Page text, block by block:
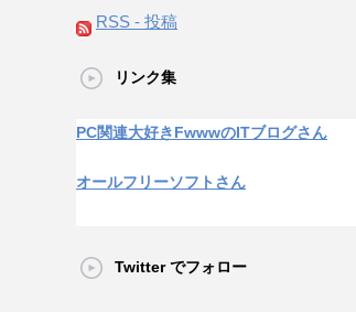
RSS - 投稿
リンク集
PC関連大好きFwwwのITブログさん
オールフリーソフトさん
Twitter でフォロー